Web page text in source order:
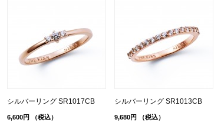
シルバーリング SR1017CB
6,600円 （税込）
シルバーリング SR1013CB
9,680円 （税込）